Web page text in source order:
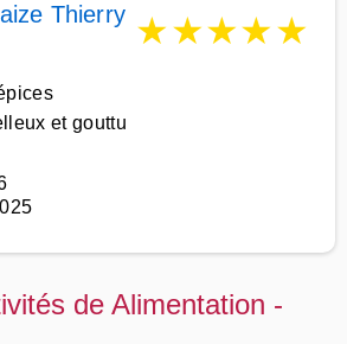
Thierry ★★★★★
et gouttu
de Alimentation -